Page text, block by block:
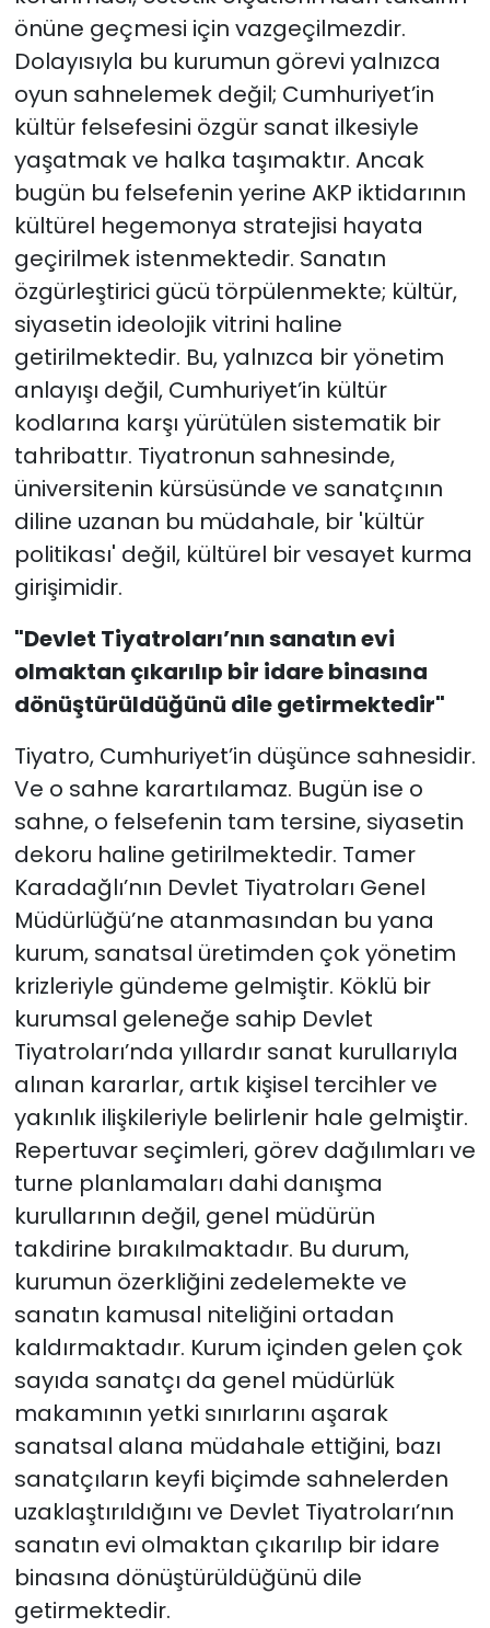
önüne geçmesi için vazgeçilmezdir.
Dolayısıyla bu kurumun görevi yalnızca
oyun sahnelemek değil; Cumhuriyet’in
kültür felsefesini özgür sanat ilkesiyle
yaşatmak ve halka taşımaktır. Ancak
bugün bu felsefenin yerine AKP iktidarının
kültürel hegemonya stratejisi hayata
geçirilmek istenmektedir. Sanatın
özgürleştirici gücü törpülenmekte; kültür,
siyasetin ideolojik vitrini haline
getirilmektedir. Bu, yalnızca bir yönetim
anlayışı değil, Cumhuriyet’in kültür
kodlarına karşı yürütülen sistematik bir
tahribattır. Tiyatronun sahnesinde,
üniversitenin kürsüsünde ve sanatçının
diline uzanan bu müdahale, bir 'kültür
politikası' değil, kültürel bir vesayet kurma
girişimidir.
"Devlet Tiyatroları’nın sanatın evi
olmaktan çıkarılıp bir idare binasına
dönüştürüldüğünü dile getirmektedir"
Tiyatro, Cumhuriyet’in düşünce sahnesidir.
Ve o sahne karartılamaz. Bugün ise o
sahne, o felsefenin tam tersine, siyasetin
dekoru haline getirilmektedir. Tamer
Karadağlı’nın Devlet Tiyatroları Genel
Müdürlüğü’ne atanmasından bu yana
kurum, sanatsal üretimden çok yönetim
krizleriyle gündeme gelmiştir. Köklü bir
kurumsal geleneğe sahip Devlet
Tiyatroları’nda yıllardır sanat kurullarıyla
alınan kararlar, artık kişisel tercihler ve
yakınlık ilişkileriyle belirlenir hale gelmiştir.
Repertuvar seçimleri, görev dağılımları ve
turne planlamaları dahi danışma
kurullarının değil, genel müdürün
takdirine bırakılmaktadır. Bu durum,
kurumun özerkliğini zedelemekte ve
sanatın kamusal niteliğini ortadan
kaldırmaktadır. Kurum içinden gelen çok
sayıda sanatçı da genel müdürlük
makamının yetki sınırlarını aşarak
sanatsal alana müdahale ettiğini, bazı
sanatçıların keyfi biçimde sahnelerden
uzaklaştırıldığını ve Devlet Tiyatroları’nın
sanatın evi olmaktan çıkarılıp bir idare
binasına dönüştürüldüğünü dile
getirmektedir.